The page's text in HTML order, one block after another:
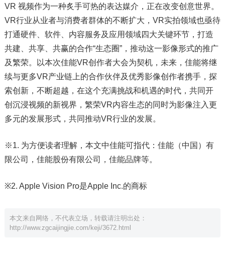
VR 视频作为一种炙手可热的表达媒介，正在改变创意世界。
VR行业从业者与消费者群体的不断扩大，VR实拍领域也亟待
打通硬件、软件、内容服务及应用领域四大关键环节，打造
共建、共享、共赢的合作“生态圈”，推动这一影像形式的推广
及繁荣。以本次佳能VR创作者大会为契机，未来，佳能将继
续与更多VR产业链上的合作伙伴及优秀影像创作者携手，探
索创新，不断超越，在这个充满挑战和机遇的时代，共同开
创沉浸视频的新视界，繁荣VR内容生态的同时为影像注入更
多元的发展形式，共同推动VR行业的发展。
※1. 为方便读者理解，本文中佳能可指代：佳能（中国）有
限公司，佳能股份有限公司，佳能品牌等。
※2. Apple Vision Pro是Apple Inc.的商标
本文来自网络，不代表立场，转载请注明出处：
http://www.zgcaijingjie.com/keji/3672.html